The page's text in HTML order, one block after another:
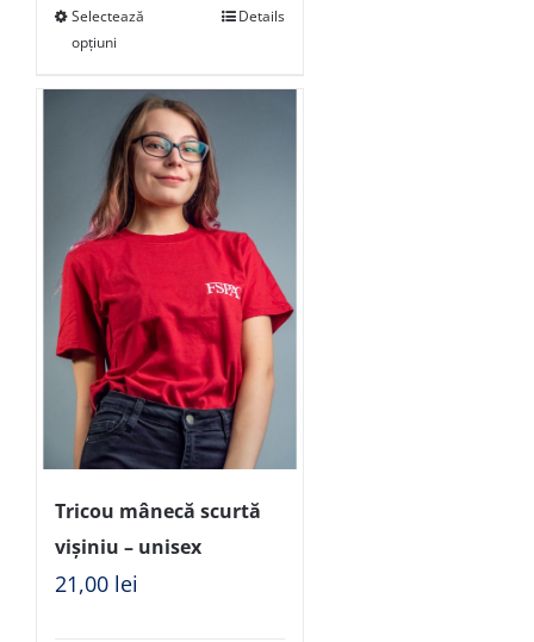
Selectează
opțiuni
Details
Tricou mânecă scurtă
vișiniu – unisex
21,00 lei